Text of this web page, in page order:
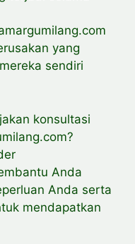
yang
sendiri
konsultasi
Anda
Anda serta
mendapatkan